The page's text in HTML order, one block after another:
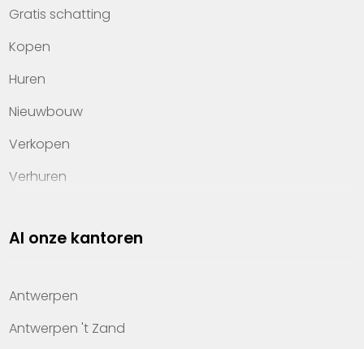
Gratis schatting
Kopen
Huren
Nieuwbouw
Verkopen
Verhuren
Property management
Kennis van wonen
Kantoren
Al onze kantoren
Antwerpen
Antwerpen 't Zand